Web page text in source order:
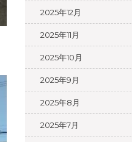
2025年12月
2025年11月
2025年10月
2025年9月
2025年8月
2025年7月